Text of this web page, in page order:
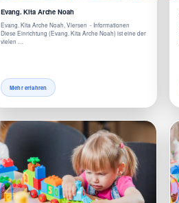
Evang. Kita Arche Noah
Evang. Kita Arche Noah, Viersen - Informationen
Diese Einrichtung (Evang. Kita Arche Noah) ist eine der
vielen …
Mehr erfahren